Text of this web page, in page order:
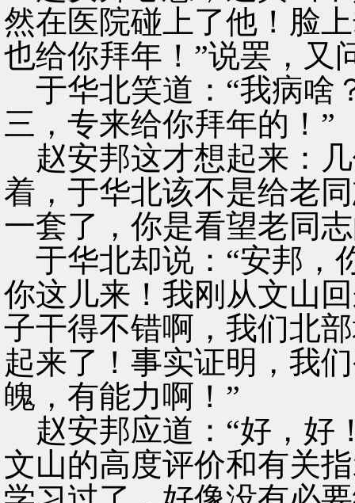
然在医院碰上了他！脸
也给你拜年！”说罢，又
于华北笑道：“我病啥
三，专来给你拜年的！”
赵安邦这才想起来：
着，于华北该不是给老
一套了，你是看望老同
于华北却说：“安邦，
你这儿来！我刚从文山
子干得不错啊，我们北
起来了！事实证明，我
魄，有能力啊！”
赵安邦应道：“好，好
文山的高度评价和有关